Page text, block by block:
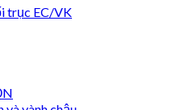
trục EC/VK